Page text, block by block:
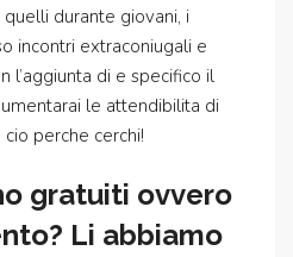
durante giovani, i
incontri extraconiugali e
l’aggiunta di e specifico il
le attendibilita di
perche cerchi!
gratuiti ovvero
Li abbiamo